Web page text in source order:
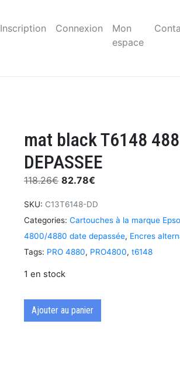
Inscription Connexion
Mon
espace
mat black T6148
DEPASSEE
118.26€ 82.78€
SKU: C13T6148-DD
Categories: Cartouches à la marque
4800/4880 date depassée, Encres
Tags: PRO 4880, PRO4800, t6148
1 en stock
Ajouter au panier